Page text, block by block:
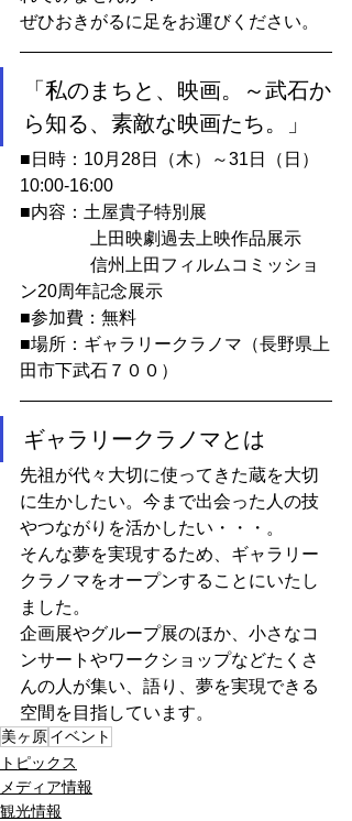
ぜひおきがるに足をお運びください。
「私のまちと、映画。～武石か
ら知る、素敵な映画たち。」
■日時：10月28日（木）～31日（日）
10:00-16:00
■内容：土屋貴子特別展
上田映劇過去上映作品展示
信州上田フィルムコミッショ
ン20周年記念展示
■参加費：無料
■場所：ギャラリークラノマ（長野県上
田市下武石７００）
ギャラリークラノマとは
先祖が代々大切に使ってきた蔵を大切
に生かしたい。今まで出会った人の技
やつながりを活かしたい・・・。
そんな夢を実現するため、ギャラリー
クラノマをオープンすることにいたし
ました。
企画展やグループ展のほか、小さなコ
ンサートやワークショップなどたくさ
んの人が集い、語り、夢を実現できる
空間を目指しています。
美ヶ原イベント
トピックス
メディア情報
観光情報